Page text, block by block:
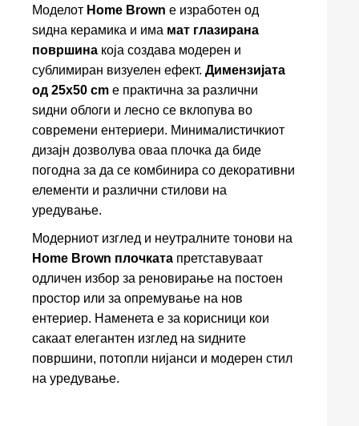
Моделот Home Brown е изработен од
ѕидна керамика и има мат глазирана
површина која создава модерен и
сублимиран визуелен ефект. Димензијата
од 25x50 cm е практична за различни
ѕидни облоги и лесно се вклопува во
современи ентериери. Минималистичкиот
дизајн дозволува оваа плочка да биде
погодна за да се комбинира со декоративни
елементи и различни стилови на
уредување.
Модерниот изглед и неутралните тонови на
Home Brown плочката претставуваат
одличен избор за реновирање на постоен
простор или за опремување на нов
ентериер. Наменета е за корисници кои
сакаат елегантен изглед на ѕидните
површини, потопли нијанси и модерен стил
на уредување.